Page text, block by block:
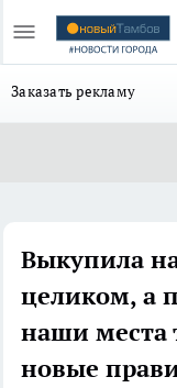
Заказать рекламу
Выкупила
целиком, а
наши места
новые